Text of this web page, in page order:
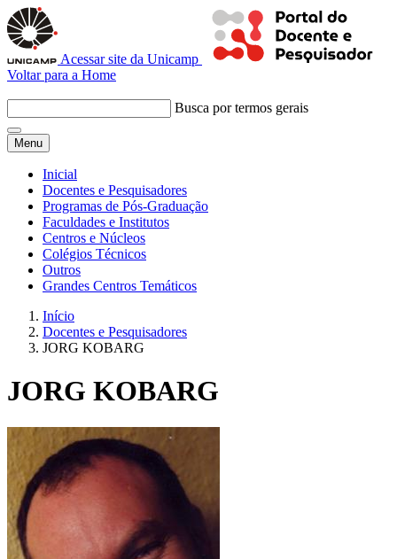
Acessar site da Unicamp
Voltar para a Home
Busca por termos gerais
Menu
Inicial
Docentes e Pesquisadores
Programas de Pós-Graduação
Faculdades e Institutos
Centros e Núcleos
Colégios Técnicos
Outros
Grandes Centros Temáticos
Início
Docentes e Pesquisadores
JORG KOBARG
JORG KOBARG